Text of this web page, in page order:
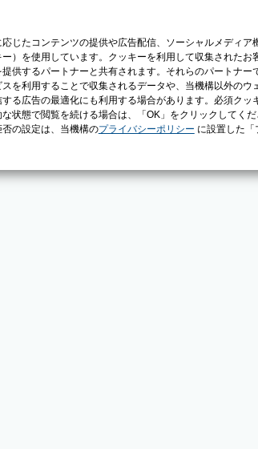
じたコンテンツの提供や広告配信、ソーシャルメディ
）を使用しています。クッキーを利用して収集された
供するパートナーと共有されます。それらのパートナー
を利用することで収集されるデータや、当機構以外の
る広告の最適化にも利用する場合があります。必須ク
状態で閲覧を続ける場合は、「OK」をクリックしてく
の設定は、当機構のプライバシーポリシー に設置した